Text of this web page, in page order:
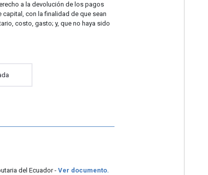
a la devolución de los pagos
con la finalidad de que sean
costo, gasto; y, que no haya sido
del Ecuador - Ver documento.